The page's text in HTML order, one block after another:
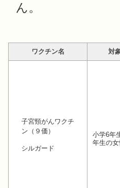
ん。
ワクチン名 対
子宮頸がんワクチ
ン（９価）
シルガード
小学6年
年生の